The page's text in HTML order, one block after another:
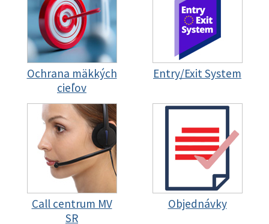
Ochrana mäkkých
cieľov
Entry/Exit System
Call centrum MV
SR
Objednávky